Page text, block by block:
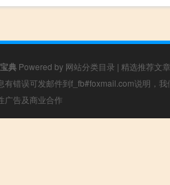
典 Powered by 网站分类目录 | 精选推荐文章
有错误可发邮件到f_fb#foxmail.com说明，
广告及商业合作